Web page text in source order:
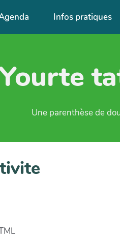
Infos pratiques
Une parenthèse de